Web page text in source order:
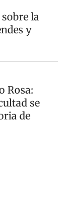
la
y
Rosa:
se
de